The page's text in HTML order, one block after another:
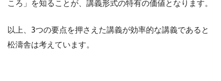
ころ」を知ることが、講義形式の特有の価値となります。
以上、3つの要点を押さえた講義が効率的な講義であると
松濤舎は考えています。